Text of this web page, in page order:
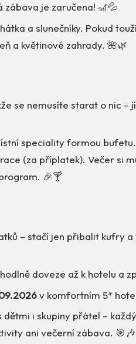
zábava je zaručena! 🎢💦
a slunečníky. Pokud
a květinové zahrady. 🌺🌿
se nemusíte starat o nic –
speciality formou
(za příplatek). Večer si
🎉🍸
– stačí jen přibalit kufry a
doveze až k hotelu a
v komfortním 5*
i skupiny přátel –
ani večerní zábava. 🎯🎶